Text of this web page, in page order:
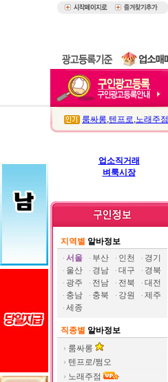
룸싸롱,텐프로,노래주점
업소직거래
벼룩시장
지역별 알바정보
서울
부산 인천
경기
울산
경남 대구
경북
광주
전남 전북
대전
충남
충북 강원
제주
세종
직종별 알바정보
룸싸롱
텐프로/쩜오
노래주점